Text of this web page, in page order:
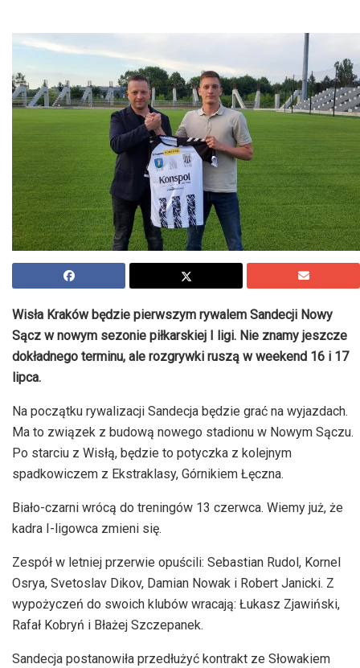
Wisła Kraków będzie pierwszym rywalem Sandecji Nowy
Sącz w nowym sezonie piłkarskiej I ligi. Nie znamy jeszcze
dokładnego terminu, ale rozgrywki ruszą w weekend 16 i 17
lipca.
Na początku rywalizacji Sandecja będzie grać na wyjazdach.
Ma to związek z budową nowego stadionu w Nowym Sączu.
Po starciu z Wisłą, będzie to potyczka z kolejnym
spadkowiczem z Ekstraklasy, Górnikiem Łęczna.
Biało-czarni wrócą do treningów 13 czerwca. Wiemy już, że
kadra I-ligowca zmieni się.
Zespół w letniej przerwie opuścili: Sebastian Rudol, Kornel
Osrya, Svetoslav Dikov, Damian Nowak i Robert Janicki. Z
wypożyczeń do swoich klubów wracają: Łukasz Zjawiński,
Rafał Kobryń i Błażej Szczepanek.
Sandecja postanowiła przedłużyć kontrakt ze Słowakiem